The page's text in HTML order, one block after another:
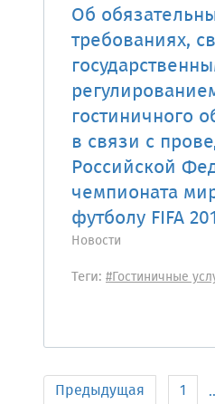
Об
требованиях,
гостиничного
в связи с
Российской
чемпионата
футболу FIFA
Новости
Теги: #Гостиничные
Предыдущая 1